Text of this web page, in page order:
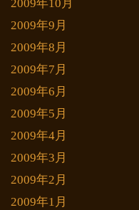
2009年10月
2009年9月
2009年8月
2009年7月
2009年6月
2009年5月
2009年4月
2009年3月
2009年2月
2009年1月